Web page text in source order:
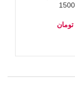
تومان